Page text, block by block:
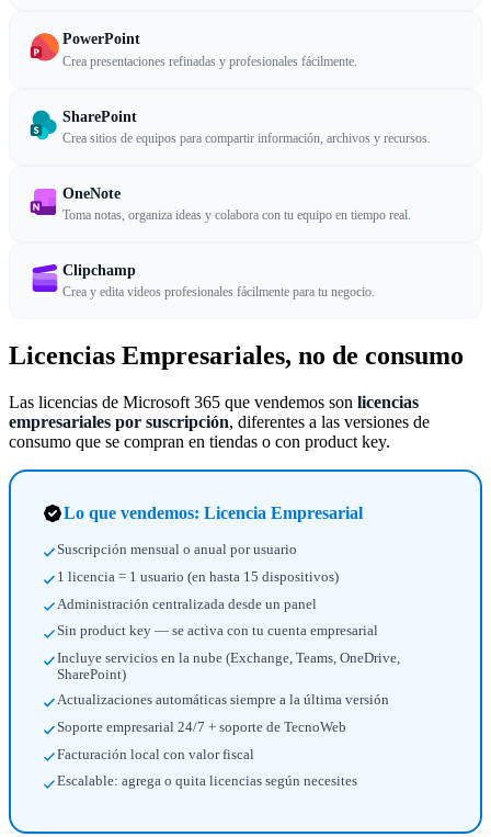
PowerPoint
Crea presentaciones refinadas y profesionales fácilmente.
SharePoint
Crea sitios de equipos para compartir información, archivos y recursos.
OneNote
Toma notas, organiza ideas y colabora con tu equipo en tiempo real.
Clipchamp
Crea y edita videos profesionales fácilmente para tu negocio.
Licencias Empresariales, no de consumo
Las licencias de Microsoft 365 que vendemos son licencias
empresariales por suscripción, diferentes a las versiones de
consumo que se compran en tiendas o con product key.
Lo que vendemos: Licencia Empresarial
Suscripción mensual o anual por usuario
1 licencia = 1 usuario (en hasta 15 dispositivos)
Administración centralizada desde un panel
Sin product key — se activa con tu cuenta empresarial
Incluye servicios en la nube (Exchange, Teams, OneDrive,
SharePoint)
Actualizaciones automáticas siempre a la última versión
Soporte empresarial 24/7 + soporte de TecnoWeb
Facturación local con valor fiscal
Escalable: agrega o quita licencias según necesites